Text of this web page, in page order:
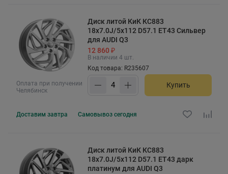
Оплата при получении
Челябинск
Диск литой КиК КС883
18x7.0J/5x112 D57.1 ET43 Сильвер
для AUDI Q3
12 860 ₽
В наличии 4 шт.
Код товара: R235607
Купить
Доставим завтра Самовывоз сегодня
Диск литой КиК КС883
18x7.0J/5x112 D57.1 ET43 дарк
платинум для AUDI Q3